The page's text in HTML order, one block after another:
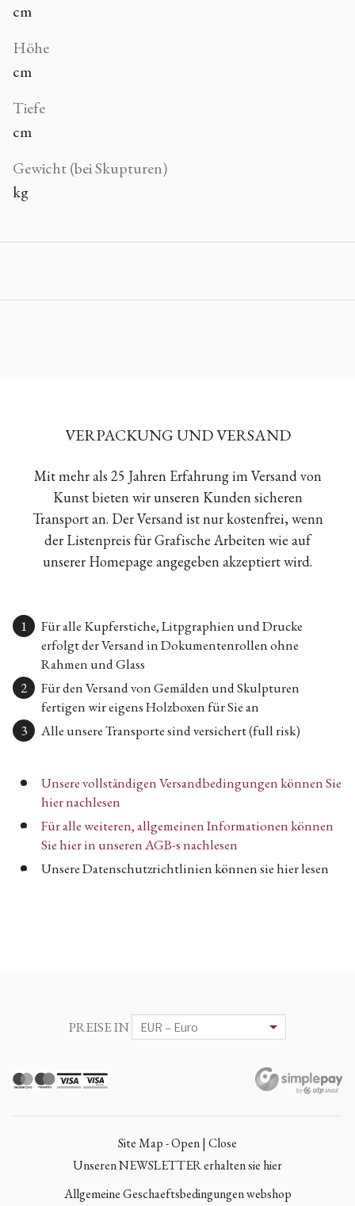
cm
Höhe
cm
Tiefe
cm
Gewicht (bei Skupturen)
kg
VERPACKUNG UND VERSAND
Mit mehr als 25 Jahren Erfahrung im Versand von
Kunst bieten wir unseren Kunden sicheren
Transport an. Der Versand ist nur kostenfrei, wenn
der Listenpreis für Grafische Arbeiten wie auf
unserer Homepage angegeben akzeptiert wird.
Für alle Kupferstiche, Litpgraphien und Drucke
erfolgt der Versand in Dokumentenrollen ohne
Rahmen und Glass
Für den Versand von Gemälden und Skulpturen
fertigen wir eigens Holzboxen für Sie an
Alle unsere Transporte sind versichert (full risk)
Unsere vollständigen Versandbedingungen können Sie
hier nachlesen
Für alle weiteren, allgemeinen Informationen können
Sie hier in unseren AGB-s nachlesen
Unsere Datenschutzrichtlinien können sie hier lesen
PREISE IN
Site Map - Open | Close
Unseren NEWSLETTER erhalten sie hier
Allgemeine Geschaeftsbedingungen webshop